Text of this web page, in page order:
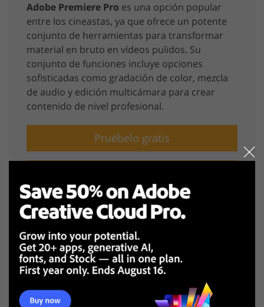
Adobe Premiere Pro es una opción popular
entre los cineastas, ya que ofrece un potente
conjunto de herramientas para transformar
material en bruto en vídeos pulidos. Su
conjunto de funciones incluye opciones
sofisticadas como gradación de color, mezcla
de audio y edición multicámara para crear
contenido de nivel profesional.
Pruébelo gratis
Casos de uso: Tabla
comparativa
ESCENARIO LA MEJOR ELECCIÓN